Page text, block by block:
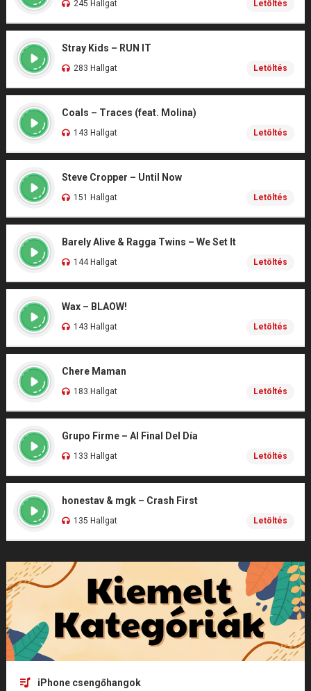
245 Hallgat Letöltés
Stray Kids – RUN IT
283 Hallgat Letöltés
Coals – Traces (feat. Molina)
143 Hallgat Letöltés
Steve Cropper – Until Now
151 Hallgat Letöltés
Barely Alive & Ragga Twins – We Set It
144 Hallgat Letöltés
Wax – BLAOW!
143 Hallgat Letöltés
Chere Maman
183 Hallgat Letöltés
Grupo Firme – Al Final Del Día
133 Hallgat Letöltés
honestav & mgk – Crash First
135 Hallgat Letöltés
iPhone csengőhangok